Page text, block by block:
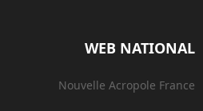
WEB NATIONAL
Nouvelle Acropole France